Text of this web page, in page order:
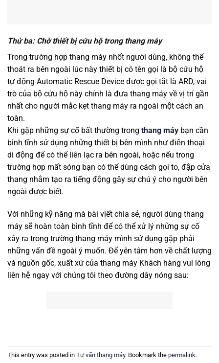
Thứ ba: Chờ thiết bị cứu hộ trong thang máy
Trong trường hợp thang máy nhốt người dùng, không thể
thoát ra bên ngoài lúc này thiết bị có tên gọi là bộ cứu hộ
tự động Automatic Rescue Device được gọi tắt là ARD, vai
trò của bộ cứu hộ này chính là đưa thang máy về vị trí gần
nhất cho người mắc kẹt thang máy ra ngoài một cách an
toàn.
Khi gặp những sự cố bất thường trong thang máy bạn cần
bình tĩnh sử dụng những thiết bị bên mình như điện thoại
di động để có thể liên lạc ra bên ngoài, hoặc nếu trong
trường hợp mất sóng bạn có thể dùng cách gọi to, đập cửa
thang nhằm tạo ra tiếng động gây sự chú ý cho người bên
ngoài được biết.
Với những kỹ năng mà bài viết chia sẻ, người dùng thang
máy sẽ hoàn toàn bình tĩnh để có thể xử lý những sự cố
xảy ra trong trường thang máy mình sử dụng gặp phải
những vấn đề ngoài ý muốn. Để yên tâm hơn về chất lượng
và nguồn gốc, xuất xứ của thang máy Khách hàng vui lòng
liên hệ ngay với chúng tôi theo đường dây nóng sau:
This entry was posted in Tư vấn thang máy. Bookmark the permalink.